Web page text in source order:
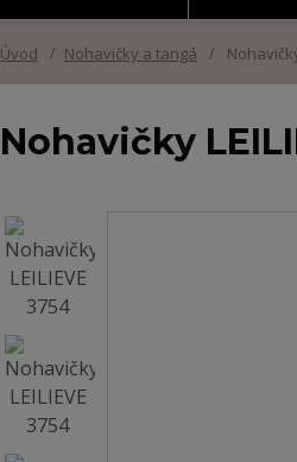
Úvod Nohavičky a tangá
Nohavičky